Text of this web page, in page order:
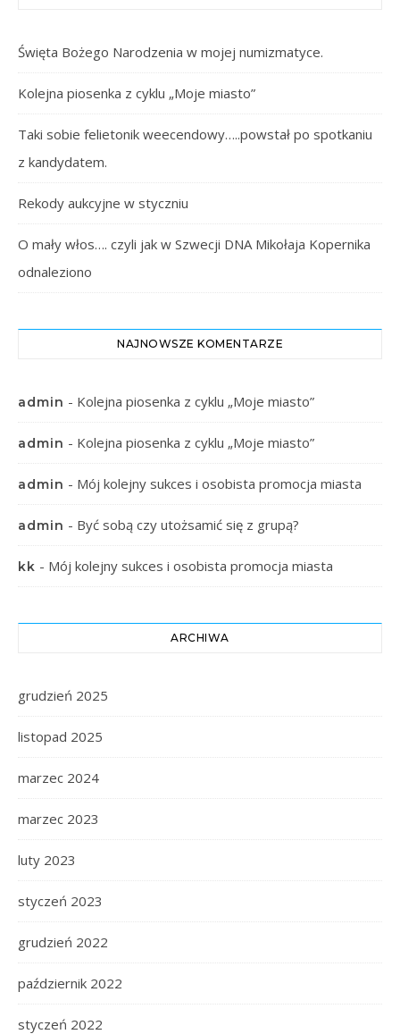
Święta Bożego Narodzenia w mojej numizmatyce.
Kolejna piosenka z cyklu „Moje miasto”
Taki sobie felietonik weecendowy…..powstał po spotkaniu
z kandydatem.
Rekody aukcyjne w styczniu
O mały włos…. czyli jak w Szwecji DNA Mikołaja Kopernika
odnaleziono
NAJNOWSZE KOMENTARZE
admin - Kolejna piosenka z cyklu „Moje miasto”
admin - Kolejna piosenka z cyklu „Moje miasto”
admin - Mój kolejny sukces i osobista promocja miasta
admin - Być sobą czy utożsamić się z grupą?
kk - Mój kolejny sukces i osobista promocja miasta
ARCHIWA
grudzień 2025
listopad 2025
marzec 2024
marzec 2023
luty 2023
styczeń 2023
grudzień 2022
październik 2022
styczeń 2022